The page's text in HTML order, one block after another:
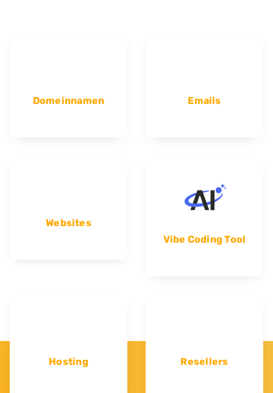
Domeinnamen Emails
Websites
Vibe Coding Tool
Hosting Resellers